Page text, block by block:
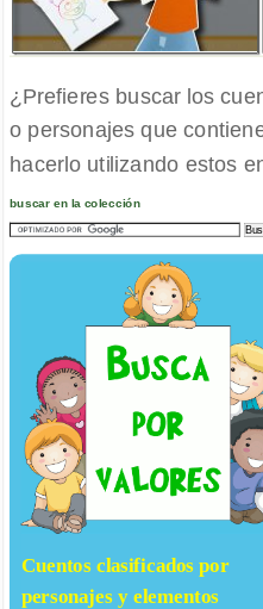
¿Prefieres buscar los
o personajes que
hacerlo utilizando estos
buscar en la colección
Cuentos clasificados por
personajes y elementos